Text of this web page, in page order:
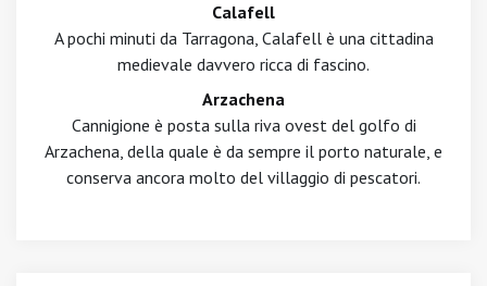
Calafell
A pochi minuti da Tarragona, Calafell è una cittadina
medievale davvero ricca di fascino.
Arzachena
Cannigione è posta sulla riva ovest del golfo di
Arzachena, della quale è da sempre il porto naturale, e
conserva ancora molto del villaggio di pescatori.